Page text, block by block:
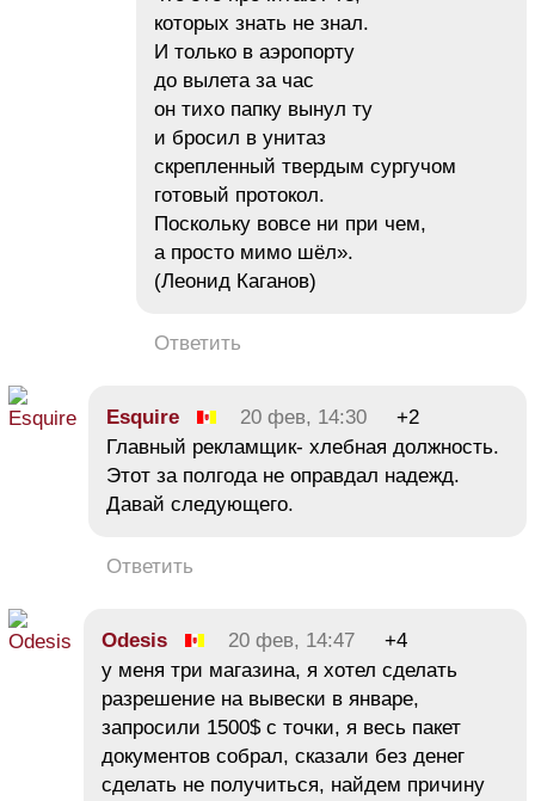
которых знать не знал.
И только в аэропорту
до вылета за час
он тихо папку вынул ту
и бросил в унитаз
скрепленный твердым сургучом
готовый протокол.
Поскольку вовсе ни при чем,
а просто мимо шёл».
(Леонид Каганов)
Ответить
Esquire 20 фев, 14:30
+2
Главный рекламщик- хлебная должность.
Этот за полгода не оправдал надежд.
Давай следующего.
Ответить
Odesis 20 фев, 14:47
+4
у меня три магазина, я хотел сделать
разрешение на вывески в январе,
запросили 1500$ с точки, я весь пакет
документов собрал, сказали без денег
сделать не получиться, найдем причину